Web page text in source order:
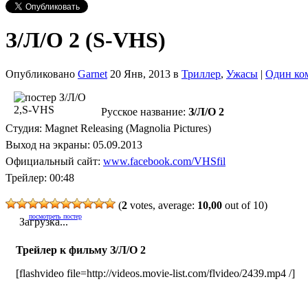
З/Л/О 2 (S-VHS)
Опубликовано Garnet 20 Янв, 2013 в Триллер, Ужасы | Один
Русское название: З/Л/О 2
Студия: Magnet Releasing (Magnolia Pictures)
Выход на экраны: 05.09.2013
Официальный сайт: www.facebook.com/VHSfil
Трейлер: 00:48
(2 votes, average: 10,00 out of 10)
Загрузка...
посмотреть постер
Трейлер к фильму З/Л/О 2
[flashvideo file=http://videos.movie-list.com/flvideo/2439.mp4 /]